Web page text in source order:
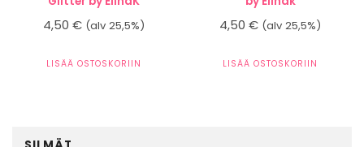
4,50 € (alv 25,5%)
LISÄÄ OSTOSKORIIN
4,50€ (alv 25,5%)
LISÄÄ OSTOSKORIIN